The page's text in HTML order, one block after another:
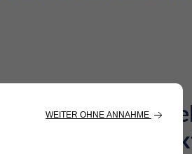
Sie sind Händler?
an unseren